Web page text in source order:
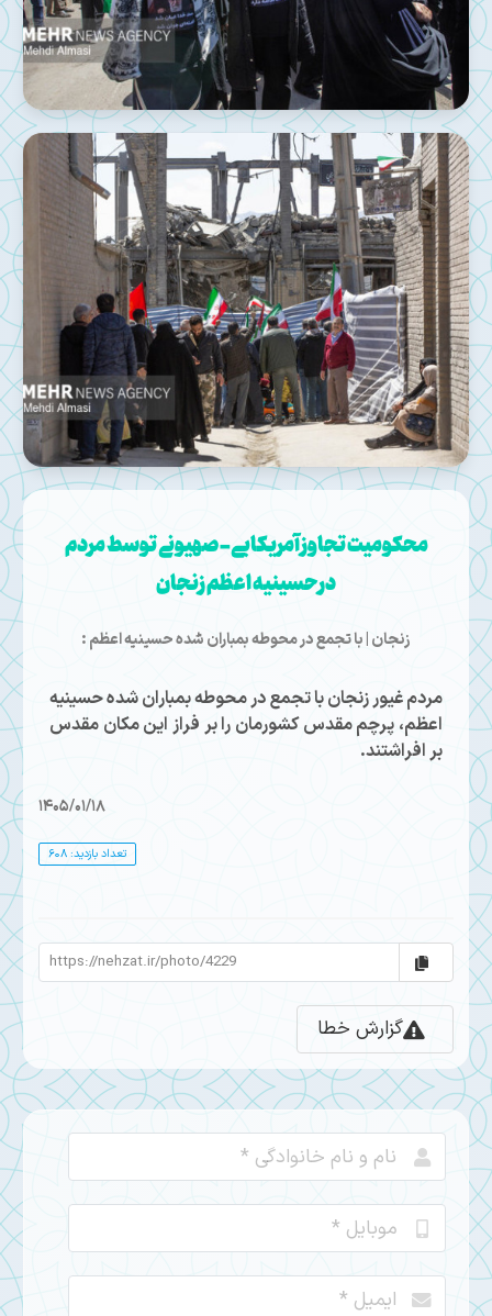
محکومیت تجاوز آمریکایی- صهیونی توسط مردم
درحسینیه اعظم زنجان
زنجان | با تجمع در محوطه بمباران شده حسینیه اعظم :
مردم غیور زنجان با تجمع در محوطه بمباران شده حسینیه
اعظم، پرچم مقدس کشورمان را بر فراز این مکان مقدس
بر افراشتند.
1405/01/18
تعداد بازدید: 608
گزارش خطا